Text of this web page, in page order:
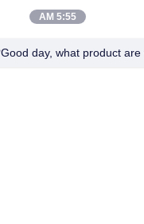
5:55 AM
Good day, what product are